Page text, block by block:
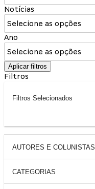
Notícias
Selecione as opções
Ano
Selecione as opções
Aplicar filtros
Filtros
Filtros Selecionados
AUTORES E COLUNISTAS
CATEGORIAS